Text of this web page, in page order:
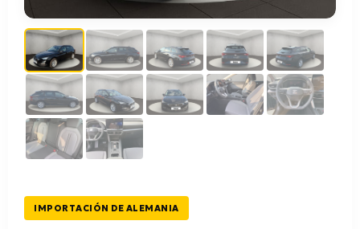
IMPORTACIÓN DE ALEMANIA